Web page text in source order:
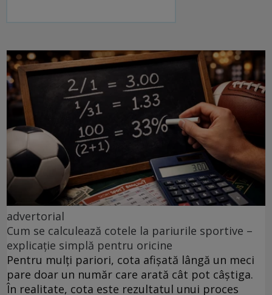
advertorial
Cum se calculează cotele la pariurile sportive –
explicație simplă pentru oricine
Pentru mulți pariori, cota afișată lângă un meci
pare doar un număr care arată cât pot câștiga.
În realitate, cota este rezultatul unui proces